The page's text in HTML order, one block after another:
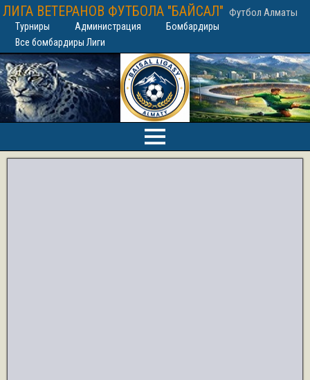
ЛИГА ВЕТЕРАНОВ ФУТБОЛА "БАЙСАЛ" Футбол Алматы
Турниры Администрация
Бомбардиры
Все бомбардиры Лиги